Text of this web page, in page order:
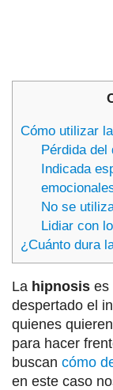
Cómo utilizar
Pérdida del
Indicada
No se
Lidiar con
¿Cuánto dura
La hipnosis es
despertado el
quienes
para hacer
buscan cómo
en este caso